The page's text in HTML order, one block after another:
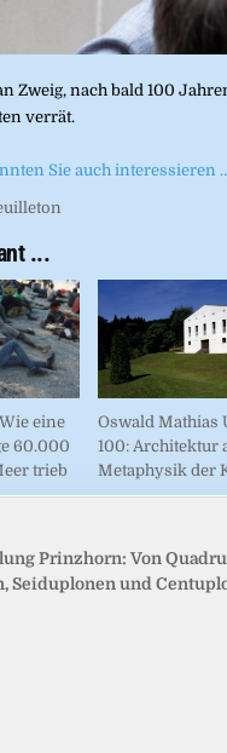
Zweig, nach bald 100
verrät.
Sie auch interessieren
...
eine
60.000
trieb
Oswald Mathias
100: Architektur
Metaphysik der
Prinzhorn: Von
Seiduplonen und